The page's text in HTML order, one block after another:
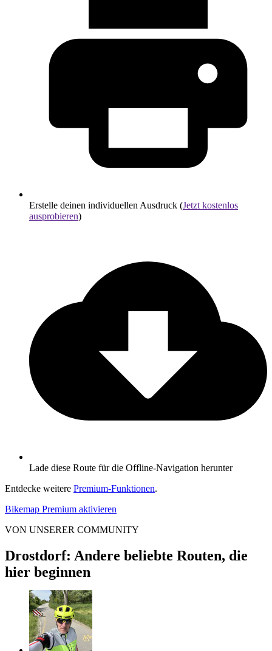
Erstelle deinen individuellen Ausdruck (Jetzt kostenlos
ausprobieren)
Lade diese Route für die Offline-Navigation herunter
Entdecke weitere Premium-Funktionen.
Bikemap Premium aktivieren
VON UNSERER COMMUNITY
Drostdorf: Andere beliebte Routen, die
hier beginnen